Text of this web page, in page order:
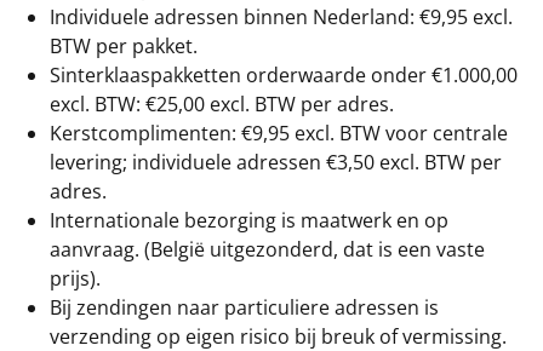
Individuele adressen binnen Nederland: €9,95 excl.
BTW per pakket.
Sinterklaaspakketten orderwaarde onder €1.000,00
excl. BTW: €25,00 excl. BTW per adres.
Kerstcomplimenten: €9,95 excl. BTW voor centrale
levering; individuele adressen €3,50 excl. BTW per
adres.
Internationale bezorging is maatwerk en op
aanvraag. (België uitgezonderd, dat is een vaste
prijs).
Bij zendingen naar particuliere adressen is
verzending op eigen risico bij breuk of vermissing.